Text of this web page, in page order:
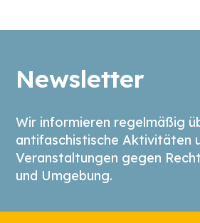
Newsletter
Wir informieren regelmäßig
antifaschistische Aktivitäten
Veranstaltungen gegen
und Umgebung.